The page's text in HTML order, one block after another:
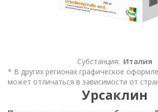
Субстанция: Италия
* В других регионах графическое
может отличаться в зависимости от
Урсаклин